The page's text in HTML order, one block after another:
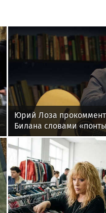
Юрий Лоза
Билана словами